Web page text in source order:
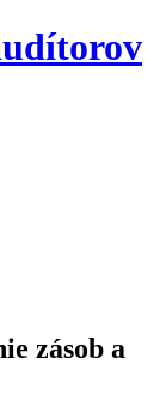
zásob a